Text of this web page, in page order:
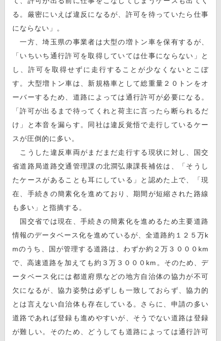
る。厳密にいえば違反になるが、許可を待っていたら仕事
にならない」。
一方、埼玉県の事業者は大型の増トン車を保有するが、
「いちいち通行許可を取得していては仕事にならない」と
し、許可を取得せずに走行することが少なくないとこぼ
す。大型増トン車は、新規格車として総重量２０トンをオ
ーバーするため、道路によっては通行許可が必要になる。
「許可が出るまで待ってくれと荷主に言ったら断られるだ
け」と本音を漏らす。同社は違反覚悟で走行しているケー
スが圧倒的に多い。
こうした違反車両がまだまだ走行する現状に対し、国交
省道路局道路交通管理課の北澗弘康課長補佐は、「そうし
たケースがあることも耳にしている」と認めた上で、「現
在、手続きの簡素化を進めており、期間が短縮された路線
も多い」と指摘する。
国交省では現在、手続きの簡素化を進めるため主要道路
情報のデータベース化を進めているが、全道路約１２５万k
mのうち、国が管理する道路は、わずか約２万３０００km
で、高速道路を加えても約３万３０００km。そのため、デ
ータベース化には都道府県などの地方自治体の協力が不可
欠になるが、協力姿勢は必ずしも一致しておらず、協力的
とは言えない自治体も存在している。さらに、申請の多い
道路であれば登録も進めやすいが、そうでない道路は登録
が難しい。そのため、どうしても道路によっては通行許可